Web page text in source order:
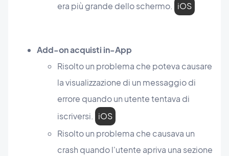
era più grande dello schermo. iOS
Add-on acquisti in-App
Risolto un problema che poteva causare
la visualizzazione di un messaggio di
errore quando un utente tentava di
iscriversi. iOS
Risolto un problema che causava un
crash quando l'utente apriva una sezione